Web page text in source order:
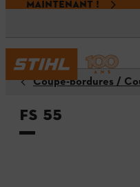
MAINTENANT !
FS 55